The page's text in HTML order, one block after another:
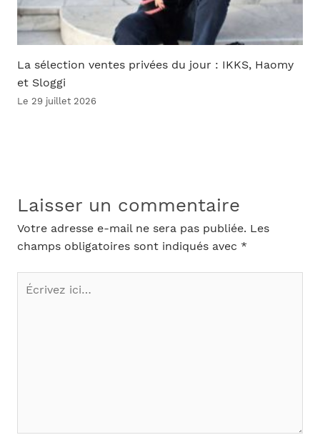
La sélection ventes privées du jour : IKKS, Haomy
et Sloggi
Le 29 juillet 2026
Laisser un commentaire
Votre adresse e-mail ne sera pas publiée. Les
champs obligatoires sont indiqués avec *
Écrivez